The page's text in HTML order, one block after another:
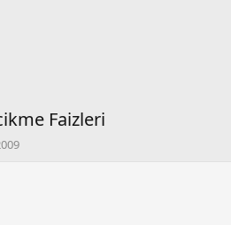
Faizleri